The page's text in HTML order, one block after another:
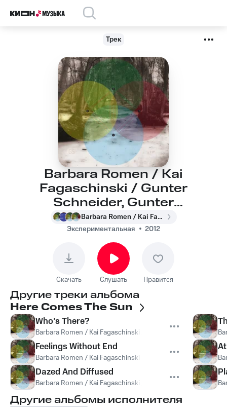
Трек
Barbara Romen / Kai
Fagaschinski / Gunter
Schneider, Gunter
Schneider, Barbara
Romen, Kai
Fagaschinski - Who's
There?
Barbara Romen / Kai Fagaschinski / Gunter Schneider, Gunter Schneider, Barbara Romen, Kai Fagaschinski
Экспериментальная
2012
Скачать Слушать Нравится
Другие треки альбома
Here Comes The Sun
Who's There?
Barbara Romen / Kai Fagaschinski / Gunter Schneider,Gunter
Feelings Without End
Barbara Romen / Kai Fagaschinski / Gunter Schneider,Gunter
Dazed And Diffused
Barbara Romen / Kai Fagaschinski / Gunter Schneider,Gunter
Другие альбомы исполнителя